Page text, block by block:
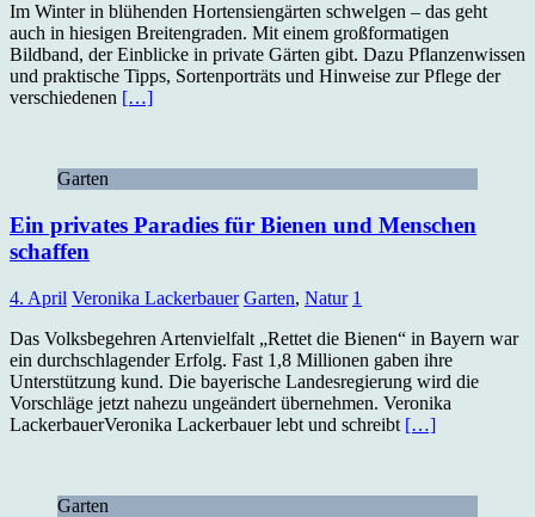
Im Winter in blühenden Hortensiengärten schwelgen – das geht
auch in hiesigen Breitengraden. Mit einem großformatigen
Bildband, der Einblicke in private Gärten gibt. Dazu Pflanzenwissen
und praktische Tipps, Sortenporträts und Hinweise zur Pflege der
verschiedenen […]
Garten
Ein privates Paradies für Bienen und Menschen
schaffen
4. April Veronika Lackerbauer Garten, Natur 1
Das Volksbegehren Artenvielfalt „Rettet die Bienen“ in Bayern war
ein durchschlagender Erfolg. Fast 1,8 Millionen gaben ihre
Unterstützung kund. Die bayerische Landesregierung wird die
Vorschläge jetzt nahezu ungeändert übernehmen. Veronika
LackerbauerVeronika Lackerbauer lebt und schreibt […]
Garten